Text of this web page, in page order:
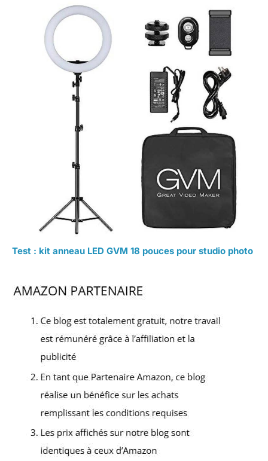
Test : kit anneau LED GVM 18 pouces pour studio photo